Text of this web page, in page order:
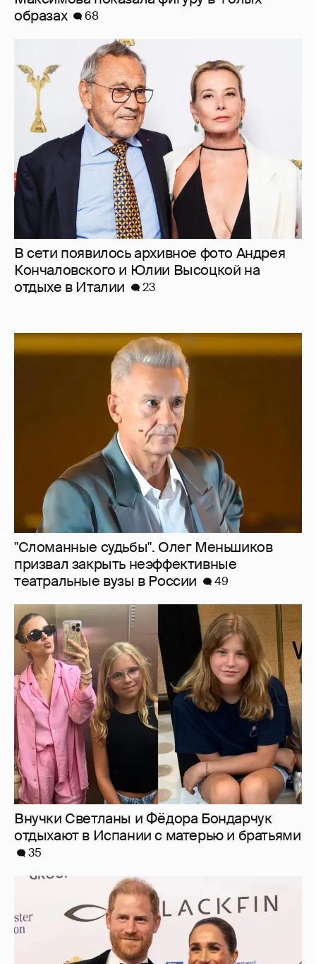
образах
68
В сети появилось архивное фото Андрея
Кончаловского и Юлии Высоцкой на
отдыхе в Италии
23
"Сломанные судьбы". Олег Меньшиков
призвал закрыть неэффективные
театральные вузы в России
49
Внучки Светланы и Фёдора Бондарчук
отдыхают в Испании с матерью и братьями
35